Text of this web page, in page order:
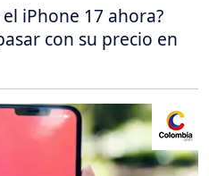
iPhone 17 ahora?
con su precio en